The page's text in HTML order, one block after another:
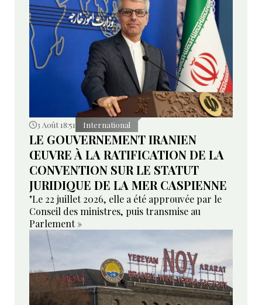
3 Août 18:51 International
LE GOUVERNEMENT IRANIEN
ŒUVRE À LA RATIFICATION DE LA
CONVENTION SUR LE STATUT
JURIDIQUE DE LA MER CASPIENNE
"Le 22 juillet 2026, elle a été approuvée par le
Conseil des ministres, puis transmise au
Parlement »